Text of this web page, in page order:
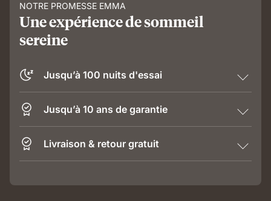
NOTRE PROMESSE EMMA
Une expérience de sommeil
sereine
Jusqu’à 100 nuits d'essai
Jusqu’à 10 ans de garantie
Livraison & retour gratuit